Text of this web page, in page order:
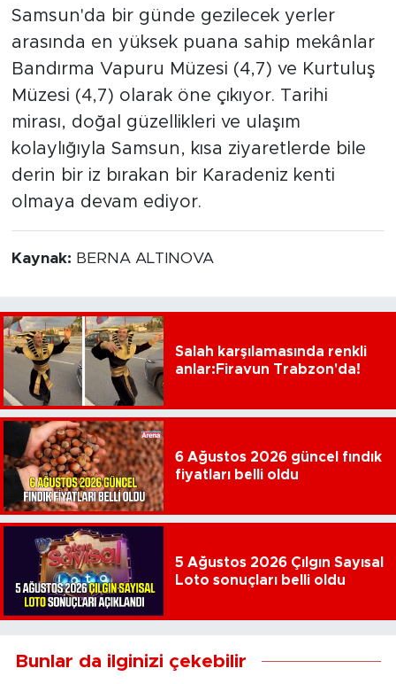
Samsun'da bir günde gezilecek yerler
arasında en yüksek puana sahip mekânlar
Bandırma Vapuru Müzesi (4,7) ve Kurtuluş
Müzesi (4,7) olarak öne çıkıyor. Tarihi
mirası, doğal güzellikleri ve ulaşım
kolaylığıyla Samsun, kısa ziyaretlerde bile
derin bir iz bırakan bir Karadeniz kenti
olmaya devam ediyor.
Kaynak: BERNA ALTINOVA
Salah karşılamasında renkli
anlar:Firavun Trabzon'da!
6 Ağustos 2026 güncel fındık
fiyatları belli oldu
5 Ağustos 2026 Çılgın Sayısal
Loto sonuçları belli oldu
Bunlar da ilginizi çekebilir